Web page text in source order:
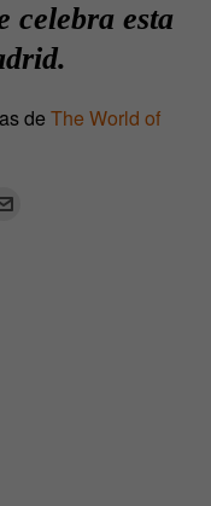
celebra esta
de The World of